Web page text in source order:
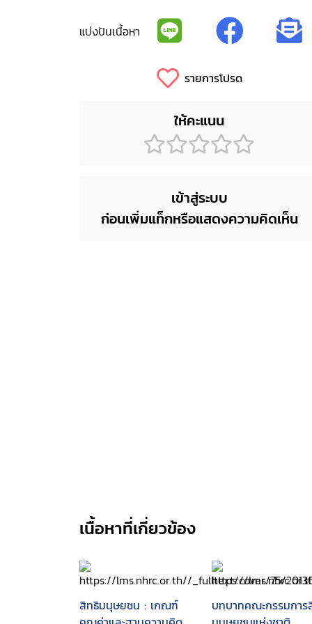
แบ่งปันเนื้อหา
รายการโปรด
ให้คะแนน
เข้าสู่ระบบ
ก่อนเพิ่มแท็กหรือแสดงความคิดเห็น
เนื้อหาที่เกี่ยวข้อง
สิทธิมนุษยชน : เกณฑ์
บทบาทคณะกรรมการ